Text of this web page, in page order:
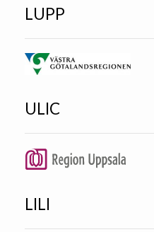
LUPP
ULIC
LILI